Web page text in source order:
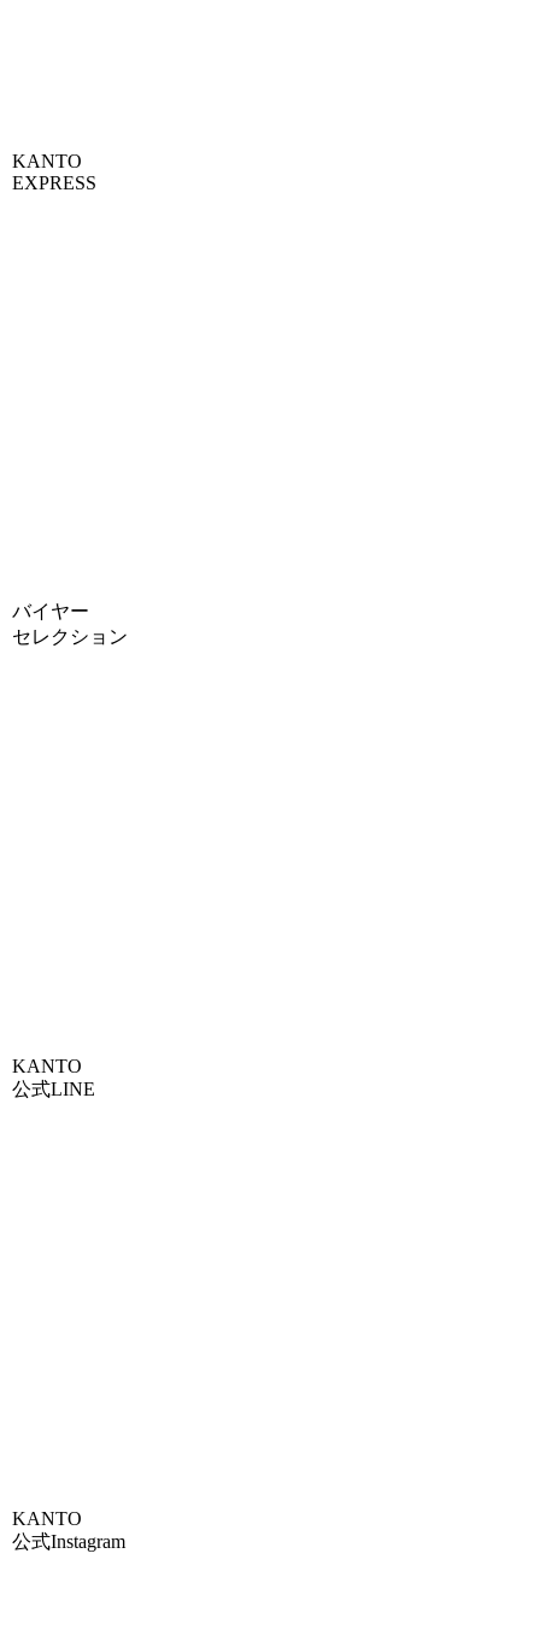
KANTO
EXPRESS
バイヤー
セレクション
KANTO
公式LINE
KANTO
公式Instagram